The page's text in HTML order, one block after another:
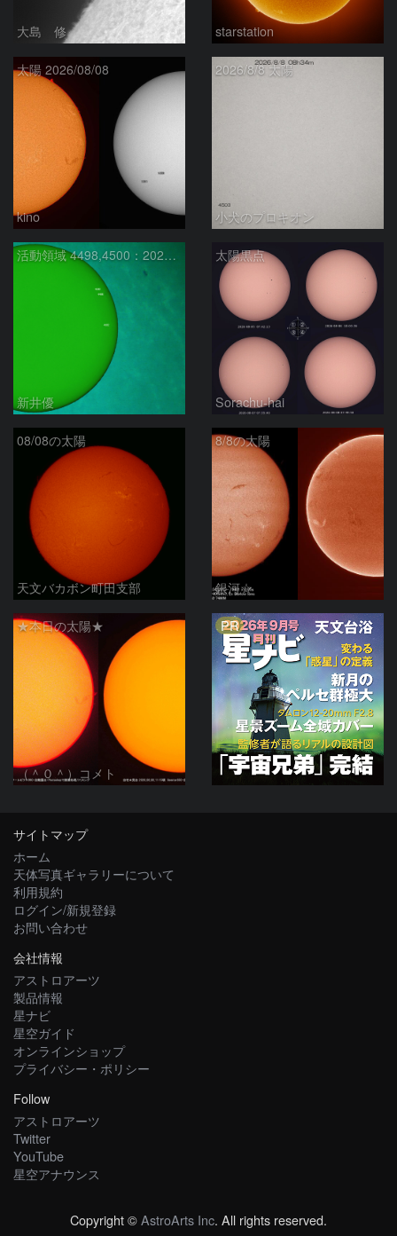
大島 修 starstation
太陽 2026/08/08
kino
2026/8/8 太陽
小犬のプロキオン
活動領域 4498,4500：2026/08/08
新井優
太陽黒点
Sorachu-hai
08/08の太陽
天文バカボン町田支部
8/8の太陽
銀河☆
★本日の太陽★
（＾０＾）コメト
PR
サイトマップ
ホーム
天体写真ギャラリーについて
利用規約
ログイン/新規登録
お問い合わせ
会社情報
アストロアーツ
製品情報
星ナビ
星空ガイド
オンラインショップ
プライバシー・ポリシー
Follow
アストロアーツ
Twitter
YouTube
星空アナウンス
Copyright ©AstroArts Inc. All rights reserved.